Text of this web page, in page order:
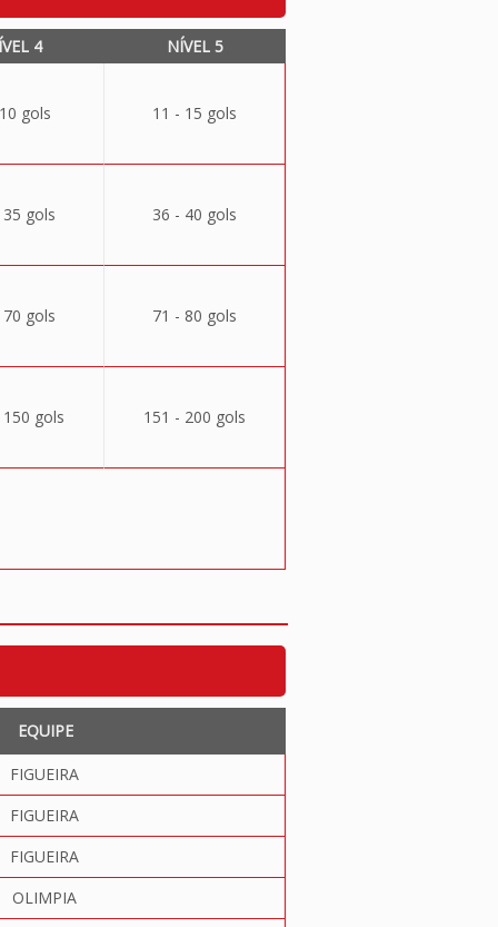
4 NÍVEL 5
gols 11 - 15 gols
gols 36 - 40 gols
gols 71 - 80 gols
gols 151 - 200 gols
EQUIPE
FIGUEIRA
FIGUEIRA
FIGUEIRA
OLIMPIA